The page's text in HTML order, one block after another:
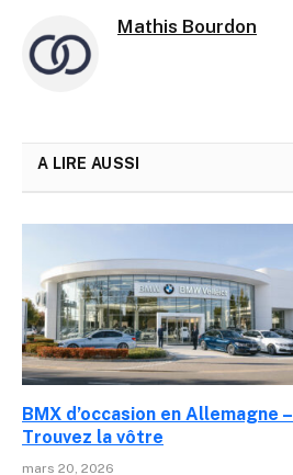
Mathis Bourdon
A LIRE AUSSI
BMX d’occasion en Allemagne –
Trouvez la vôtre
mars 20, 2026